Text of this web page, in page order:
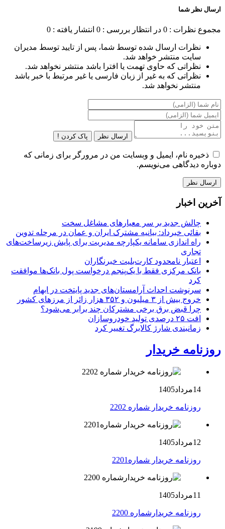
ارسال نظر شما
مجموع نظرات : 0 در انتظار بررسی : 0 انتشار یافته : 0
نظرات ارسال شده توسط شما، پس از تایید توسط مدیران
سایت منتشر خواهد شد.
نظراتی که حاوی تهمت یا افترا باشد منتشر نخواهد شد.
نظراتی که به غیر از زبان فارسی یا غیر مرتبط با خبر باشد
منتشر نخواهد شد.
ارسال نظر پاک کردن !
ذخیره نام، ایمیل و وبسایت من در مرورگر برای زمانی که
دوباره دیدگاهی می‌نویسم.
آخرین اخبار
چالش جدید بر سر معیارهای مشاغل سخت
بقائی خبرداد: بیانیه مشترک ایران و عمان در مرحله تدوین
راه اندازی سامانه یکپارچه مدیریت برای پایش زیرساخت‌های
تجاری
اعتبار نامحدود کارت‌بلیت خبرنگاران
بانک مرکزی فقط با یک‌‎پنجم درخواست پول بانک‌ها موافقت
کرد
سرنوشت احداث آرامستان‌های جدید پایتخت در ابهام
خروج بیش از ۳ میلیون و ۳۵۲ هزار زائر از مرزهای کشور
چرا قبض برق برخی مشترکان چند برابر می‌شود؟
افت ۲۵ درصدی تولید خودروسازان
زمانبندی شارژ کالابرگ تغییر کرد
روزنامه خریدار
14مرداد1405
روزنامه خریدار شماره 2202
12مرداد1405
روزنامه خریدار شماره2201
11مرداد1405
روزنامه خریدارشماره 2200